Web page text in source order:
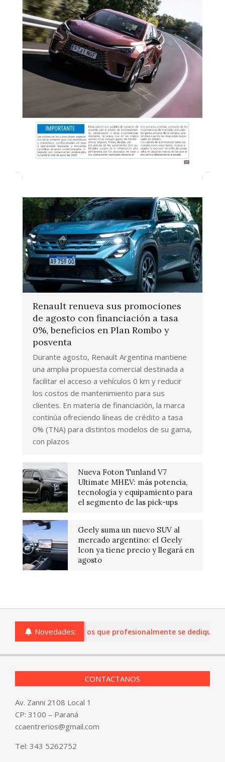
Renault renueva sus promociones
de agosto con financiación a tasa
0%, beneficios en Plan Rombo y
posventa
Durante agosto, Renault Argentina mantiene
una amplia propuesta comercial destinada a
facilitar el acceso a vehículos 0 km y reducir
los costos de mantenimiento para sus
clientes. En materia de financiación, la marca
continúa ofreciendo líneas de crédito a tasa
0% (TNA) para distintos modelos de su gama,
con plazos
Nueva Foton Tunland V7
Ultimate MHEV: más potencia,
tecnología y equipamiento para
el segmento de las pick-ups
Geely suma un nuevo SUV al
mercado argentino: el Geely
Icon ya tiene precio y llegará en
agosto
Novedades:
comercios de Entre Ríos que profesionalmente se dediquen
CONTACTANOS
Av. Zanni 2108 Local 1
CP: 3100 – Paraná
ccaentrerios@gmail.com
Tel: 343 5262752